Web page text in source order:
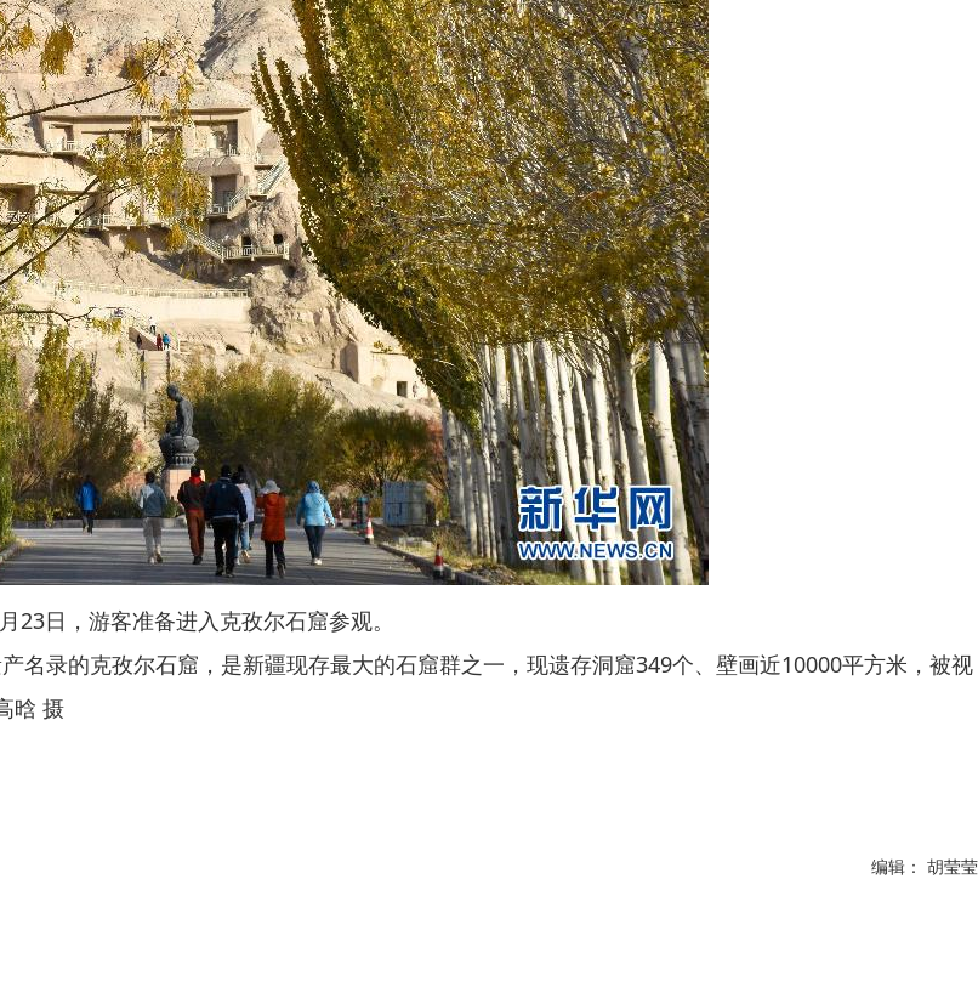
日，游客准备进入克孜尔石窟参观。
录的克孜尔石窟，是新疆现存最大的石窟群之一，现遗存洞窟349个、壁画近10000平方米，被视
晗 摄
编辑： 胡莹莹